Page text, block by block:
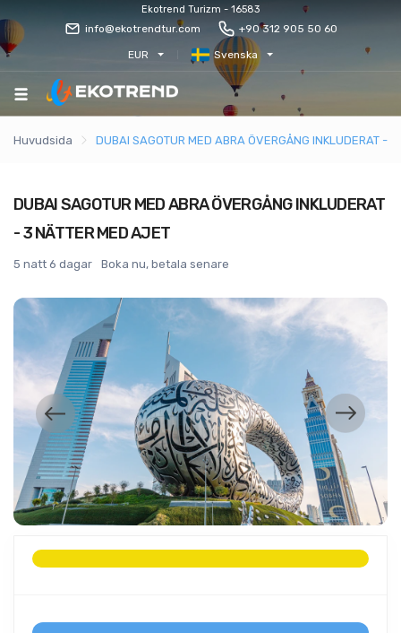
Ekotrend Turizm - 16583
info@ekotrendtur.com +90 312 905 50 60
EUR Svenska
Huvudsida DUBAI SAGOTUR MED ABRA ÖVERGÅNG INKLUDERAT -
DUBAI SAGOTUR MED ABRA ÖVERGÅNG INKLUDERAT
- 3 NÄTTER MED AJET
5 natt 6 dagar Boka nu, betala senare